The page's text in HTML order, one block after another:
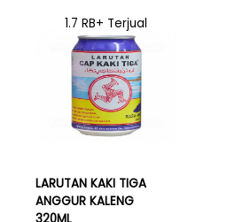
1.7 RB+ Terjual
LARUTAN KAKI TIGA
ANGGUR KALENG